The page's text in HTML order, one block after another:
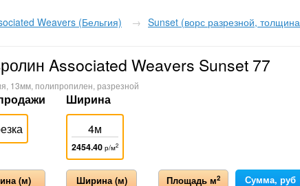
Weavers (Бельгия) → Sunset (ворс разрезной,
Associated Weavers Sunset 77
13мм, полипропилен, разрезной
Ширина
4м
2454.40 р/м2
(м) Ширина (м) Площадь м2 Сумма, руб